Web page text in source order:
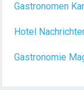
Gastronomen
Hotel
Gastronomie